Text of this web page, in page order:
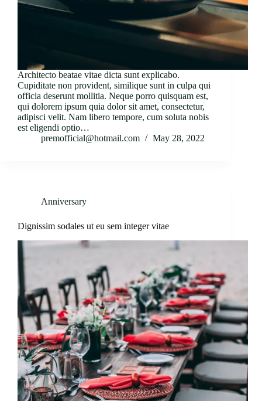
Architecto beatae vitae dicta sunt explicabo.
Cupiditate non provident, similique sunt in culpa qui
officia deserunt mollitia. Neque porro quisquam est,
qui dolorem ipsum quia dolor sit amet, consectetur,
adipisci velit. Nam libero tempore, cum soluta nobis
est eligendi optio…
premofficial@hotmail.com
May 28, 2022
Anniversary
Dignissim sodales ut eu sem integer vitae